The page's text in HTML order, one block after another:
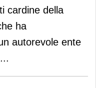
cardine della
ha
autorevole ente
...